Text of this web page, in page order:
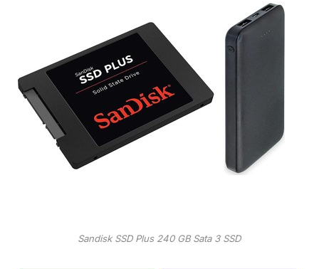
Sandisk SSD Plus 240 GB Sata 3 SSD